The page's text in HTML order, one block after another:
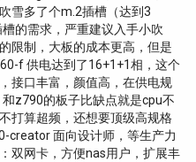
雪多了个m.2插槽（达到3
的需求，严重建议入手小吹
限制，大板的成本更高，但是
f 供电达到了16+1+1相，这个
接口丰富，颜值高，在供电规
z790的板子比缺点就是cpu不
打算超频，还想要顶级高规格
creator 面向设计师，等生产力
双网卡，方便nas用户，扩展丰